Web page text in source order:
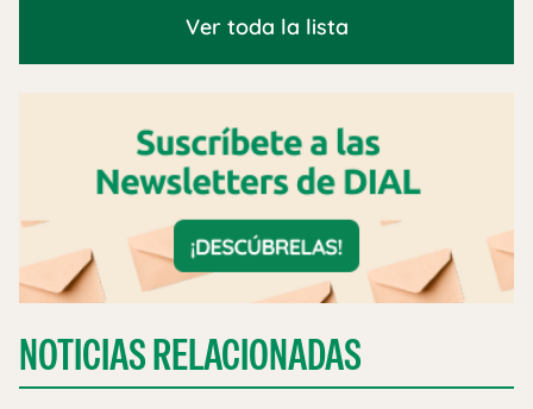
Ver toda la lista
NOTICIAS RELACIONADAS